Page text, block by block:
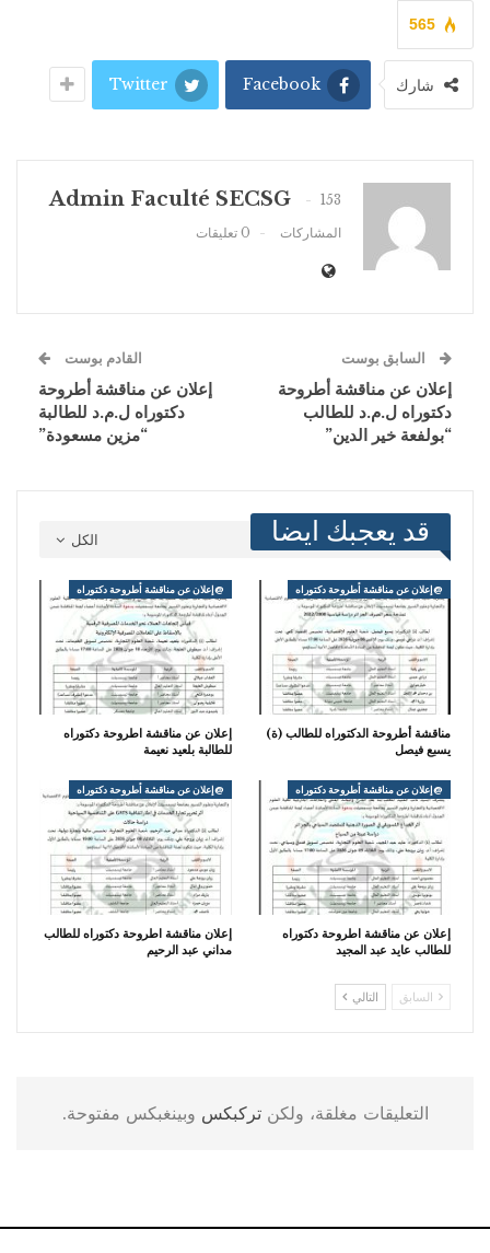
565
شارك Facebook
Twitter
Admin Faculté SECSG
153
المشاركات
0 تعليقات
السابق بوست
إعلان عن مناقشة أطروحة
دكتوراه ل.م.د للطالب
“بولفعة خير الدين”
القادم بوست
إعلان عن مناقشة أطروحة
دكتوراه ل.م.د للطالبة
“مزين مسعودة”
الكل قد يعجبك ايضا
@إعلان عن مناقشة أطروحة دكتوراه
مناقشة أطروحة الدكتوراه للطالب (ة)
يسبع فيصل
@إعلان عن مناقشة أطروحة دكتوراه
إعلان عن مناقشة اطروحة دكتوراه
للطالبة بلعيد نعيمة
@إعلان عن مناقشة أطروحة دكتوراه
إعلان عن مناقشة اطروحة دكتوراه
للطالب عايد عبد المجيد
@إعلان عن مناقشة أطروحة دكتوراه
إعلان مناقشة اطروحة دكتوراه للطالب
مداني عبد الرحيم
السابق التالي
التعليقات مغلقة، ولكنتركبكس وبينغبكس مفتوحة.